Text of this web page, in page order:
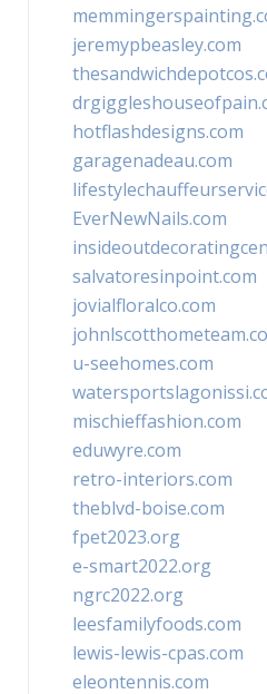
jeremypbeasley.com
hotflashdesigns.com
garagenadeau.com
EverNewNails.com
salvatoresinpoint.com
jovialfloralco.com
u-seehomes.com
mischieffashion.com
eduwyre.com
retro-interiors.com
theblvd-boise.com
fpet2023.org
e-smart2022.org
ngrc2022.org
leesfamilyfoods.com
lewis-lewis-cpas.com
eleontennis.com